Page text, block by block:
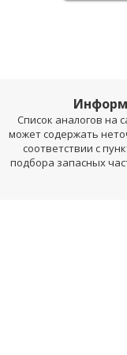
Список аналогов на
может содержать
соответствии с
подбора запасных